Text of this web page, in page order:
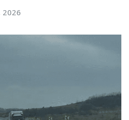
2026